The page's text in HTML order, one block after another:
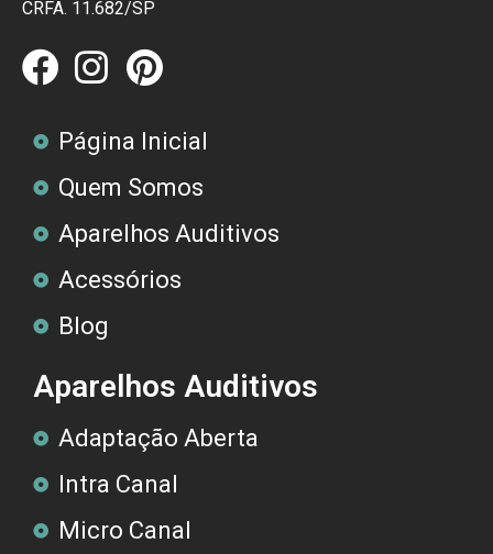
CRFA. 11.682/SP
Página Inicial
Quem Somos
Aparelhos Auditivos
Acessórios
Blog
Aparelhos Auditivos
Adaptação Aberta
Intra Canal
Micro Canal